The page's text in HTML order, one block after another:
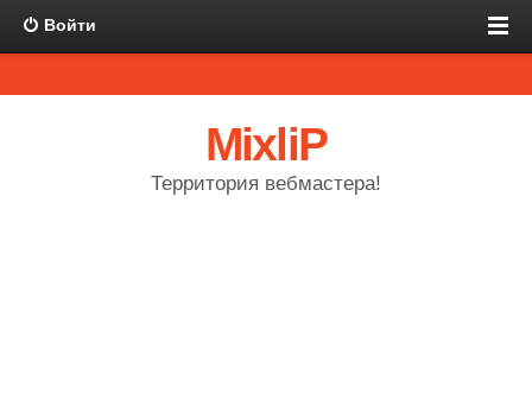
Войти
MixliP
Территория вебмастера!